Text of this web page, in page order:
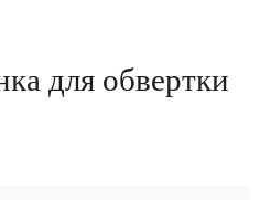
для обвертки